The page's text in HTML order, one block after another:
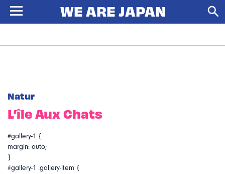
Natur
L’île Aux Chats
#gallery-1 {
margin: auto;
}
#gallery-1 .gallery-item {